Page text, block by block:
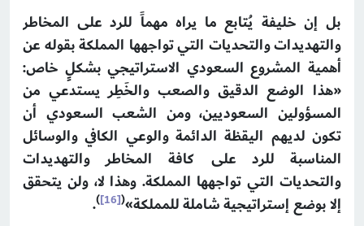
بل إن خليفة يُتابع ما يراه مهماً للرد على المخاطر
والتهديدات والتحديات التي تواجهها المملكة بقوله عن
أهمية المشروع السعودي الاستراتيجي بشكلٍ خاص:
«هذا الوضع الدقيق والصعب والخَطِر يستدعي من
المسؤولين السعوديين، ومن الشعب السعودي أن
تكون لديهم اليقظة الدائمة والوعي الكافي والوسائل
المناسبة للرد على كافة المخاطر والتهديدات
والتحديات التي تواجهها المملكة. وهذا لا، ولن يتحقق
إلا بوضع إستراتيجية شاملة للمملكة»(
[16]
)
.